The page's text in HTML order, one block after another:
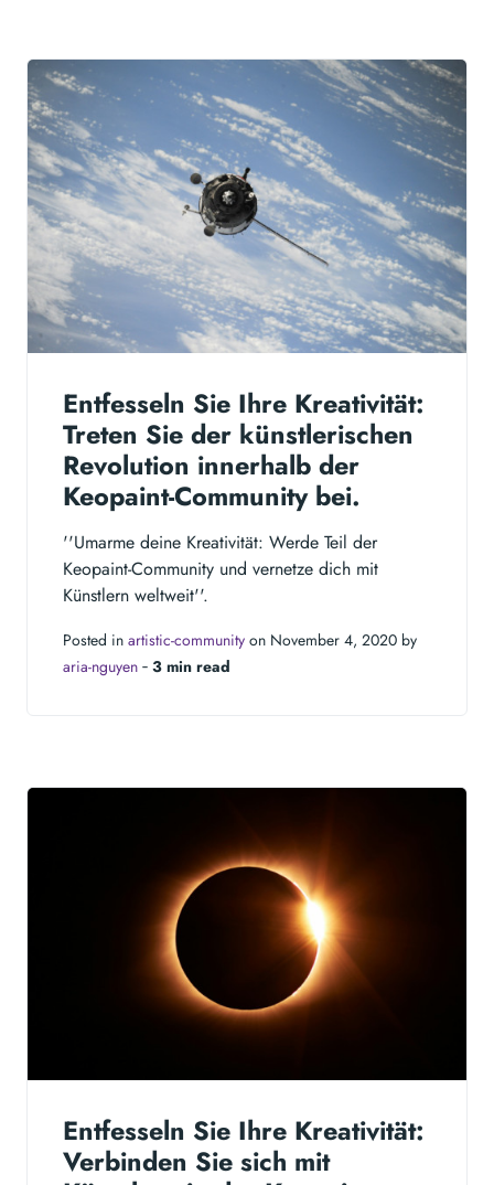
Entfesseln Sie Ihre Kreativität:
Treten Sie der künstlerischen
Revolution innerhalb der
Keopaint-Community bei.
''Umarme deine Kreativität: Werde Teil der
Keopaint-Community und vernetze dich mit
Künstlern weltweit''.
Posted in artistic-community on November 4, 2020 by
aria-nguyen ‐ 3 min read
Entfesseln Sie Ihre Kreativität:
Verbinden Sie sich mit